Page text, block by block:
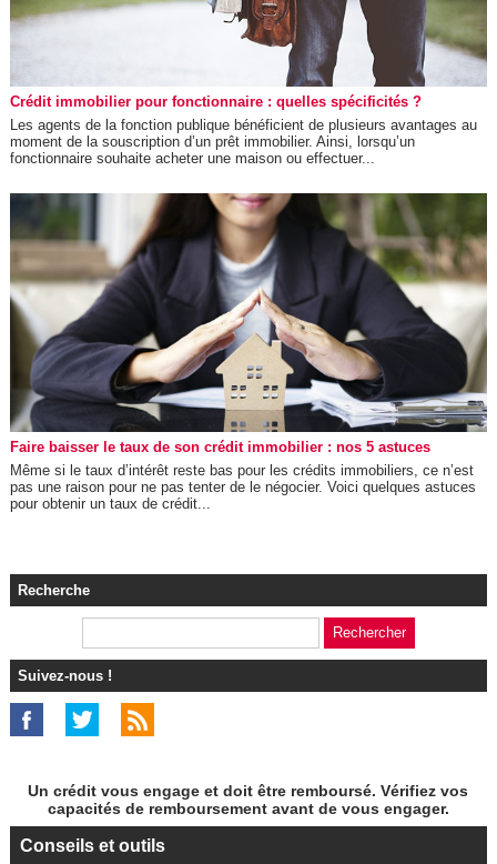
Crédit immobilier pour fonctionnaire : quelles spécificités ?
Les agents de la fonction publique bénéficient de plusieurs avantages au
moment de la souscription d’un prêt immobilier. Ainsi, lorsqu’un
fonctionnaire souhaite acheter une maison ou effectuer...
Faire baisser le taux de son crédit immobilier : nos 5 astuces
Même si le taux d’intérêt reste bas pour les crédits immobiliers, ce n’est
pas une raison pour ne pas tenter de le négocier. Voici quelques astuces
pour obtenir un taux de crédit...
Recherche
Suivez-nous !
Un crédit vous engage et doit être remboursé. Vérifiez vos
capacités de remboursement avant de vous engager.
Conseils et outils